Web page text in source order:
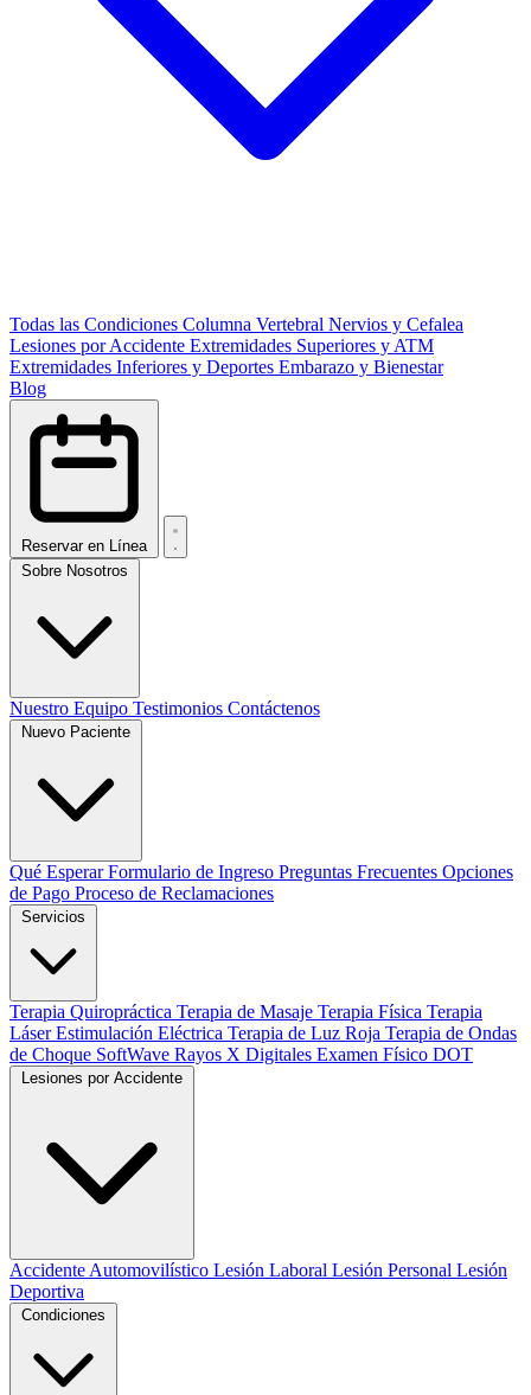
Todas las Condiciones Columna Vertebral Nervios y Cefalea
Lesiones por Accidente Extremidades Superiores y ATM
Extremidades Inferiores y Deportes Embarazo y Bienestar
Blog
Reservar en Línea
Nuestro Equipo Testimonios Contáctenos
Qué EsperarFormulario de Ingreso Preguntas Frecuentes Opciones
de Pago Proceso de Reclamaciones
Terapia Quiropráctica Terapia de Masaje Terapia Física Terapia
LáserEstimulación Eléctrica Terapia de Luz Roja Terapia de Ondas
de Choque SoftWave Rayos X Digitales Examen Físico DOT
Accidente Automovilístico Lesión Laboral Lesión Personal Lesión
Deportiva